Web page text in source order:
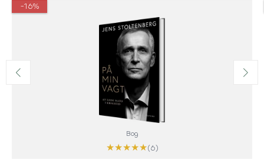
-16%
Bog
★★★★★(6)